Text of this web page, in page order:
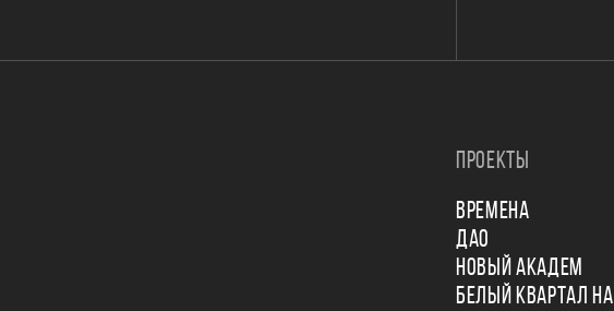
ПРОЕКТЫ
ВРЕМЕНА
ДАО
НОВЫЙ АКАДЕМ
БЕЛЫЙ КВАРТАЛ НА